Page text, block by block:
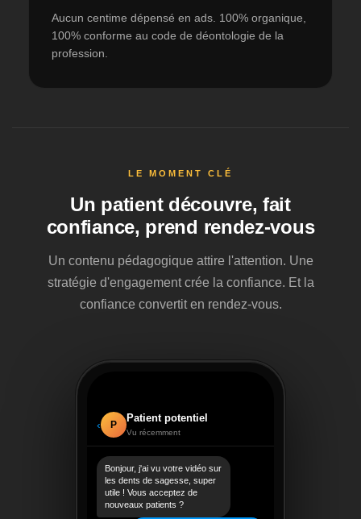
Aucun centime dépensé en ads. 100% organique,
100% conforme au code de déontologie de la
profession.
LE MOMENT CLÉ
Un patient découvre, fait
confiance, prend rendez-vous
Un contenu pédagogique attire l'attention. Une
stratégie d'engagement crée la confiance. Et la
confiance convertit en rendez-vous.
‹ P
Patient potentiel
Vu récemment
Bonjour, j'ai vu votre vidéo sur
les dents de sagesse, super
utile ! Vous acceptez de
nouveaux patients ?